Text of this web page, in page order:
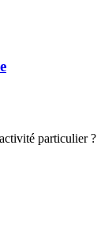
particulier ?